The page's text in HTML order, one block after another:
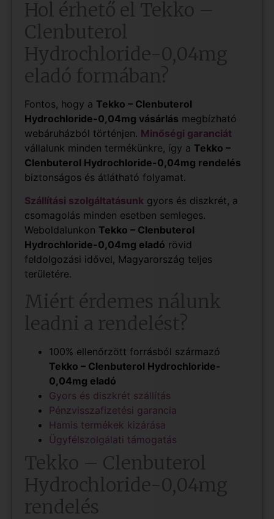
Hol érhető el Tekko –
Clenbuterol
Hydrochloride-0,04mg
eladó formában?
Fontos, hogy a Tekko – Clenbuterol
Hydrochloride-0,04mg vásárlás megbízható
webáruházból történjen. Minőségi garanciát
vállalunk minden termékünkre, így a Tekko –
Clenbuterol Hydrochloride-0,04mg rendelés
biztonságos és átlátható folyamat.
Szállítási szolgáltatásunk gyors és diszkrét, a
csomagolás minden esetben semleges.
Weboldalunkon Tekko – Clenbuterol
Hydrochloride-0,04mg eladó rövid
feldolgozási idővel, Magyarország teljes
területére.
Miért érdemes nálunk
leadni a rendelést?
100% ellenőrzött forrásból származó
Tekko – Clenbuterol Hydrochloride-
0,04mg eladó
Gyors és diszkrét szállítás
Pénzvisszafizetési garancia
Hamis termékek kizárása
Ügyfélszolgálati támogatás
Tekko – Clenbuterol
Hydrochloride-0,04mg
rendelés